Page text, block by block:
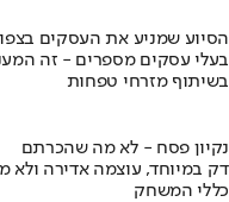
הסיוע שמניע את העסקים
בעלי עסקים מספרים - זה
בשיתוף מזרחי טפחות
נקיון פסח - לא מה שהכרתם
דק במיוחד, עוצמה אדירה
כללי המשחק